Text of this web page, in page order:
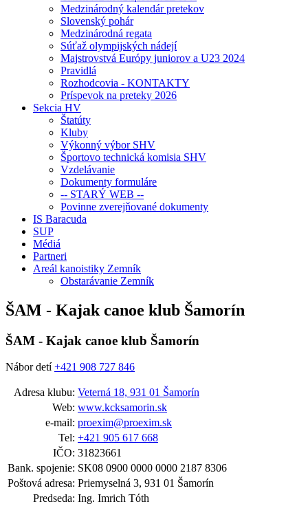
Medzinárodný kalendár pretekov
Slovenský pohár
Medzinárodná regata
Súťaž olympijských nádejí
Majstrovstvá Európy juniorov a U23 2024
Pravidlá
Rozhodcovia - KONTAKTY
Príspevok na preteky 2026
Sekcia HV
Štatúty
Kluby
Výkonný výbor SHV
Športovo technická komisia SHV
Vzdelávanie
Dokumenty formuláre
-- STARÝ WEB --
Povinne zverejňované dokumenty
IS Baracuda
SUP
Médiá
Partneri
Areál kanoistiky Zemník
Obstarávanie Zemník
ŠAM - Kajak canoe klub Šamorín
ŠAM - Kajak canoe klub Šamorín
Nábor detí+421 908 727 846
Adresa klubu: Veterná 18, 931 01 Šamorín
Web: www.kcksamorin.sk
e-mail: proexim@proexim.sk
Tel: +421 905 617 668
IČO: 31823661
Bank. spojenie: SK08 0900 0000 0000 2187 8306
Poštová adresa: Priemyselná 3, 931 01 Šamorín
Predseda: Ing. Imrich Tóth